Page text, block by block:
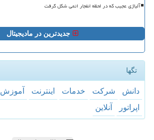
آلیاژی عجیب که در لحظه انفجار اتمی شکل گرفت
جدیدترین در مادیجیتال
تگها
دانش شركت خدمات اینترنت آموزش
اپراتور
آنلاین